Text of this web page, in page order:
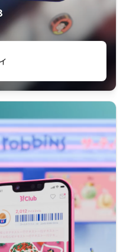
ッグサイトで6時間も滞在
プリでもっと楽しめました